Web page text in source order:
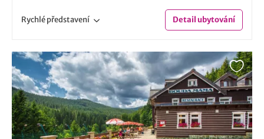
Rychlépředstavení Detailubytování